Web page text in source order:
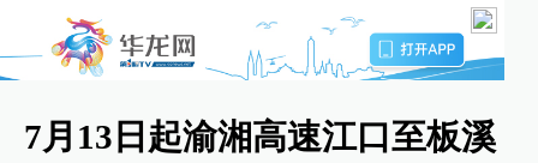
7月13日起渝湘高速江口至板溪